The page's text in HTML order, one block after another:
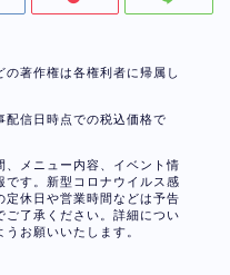
著作権は各権利者に帰属し
配信日時点での税込価格で
、メニュー内容、イベント情
です。新型コロナウイルス感
定休日や営業時間などは予告
ご了承ください。詳細につい
お願いいたします。